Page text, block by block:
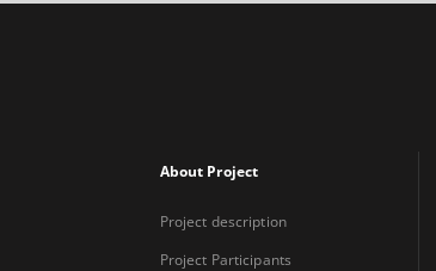
About Project
Project description
Project Participants